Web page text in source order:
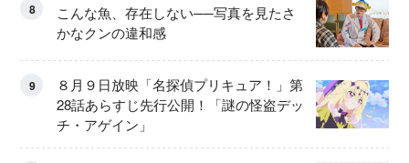
8
こんな魚、存在しない──写真を見たさ
かなクンの違和感
9
８月９日放映「名探偵プリキュア！」第
28話あらすじ先行公開！「謎の怪盗デッ
チ・アゲイン」